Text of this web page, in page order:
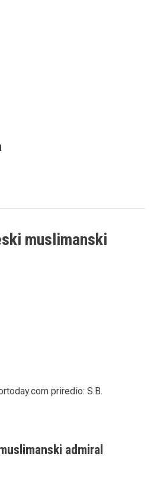
muslimanski
priredio: S.B.
admiral